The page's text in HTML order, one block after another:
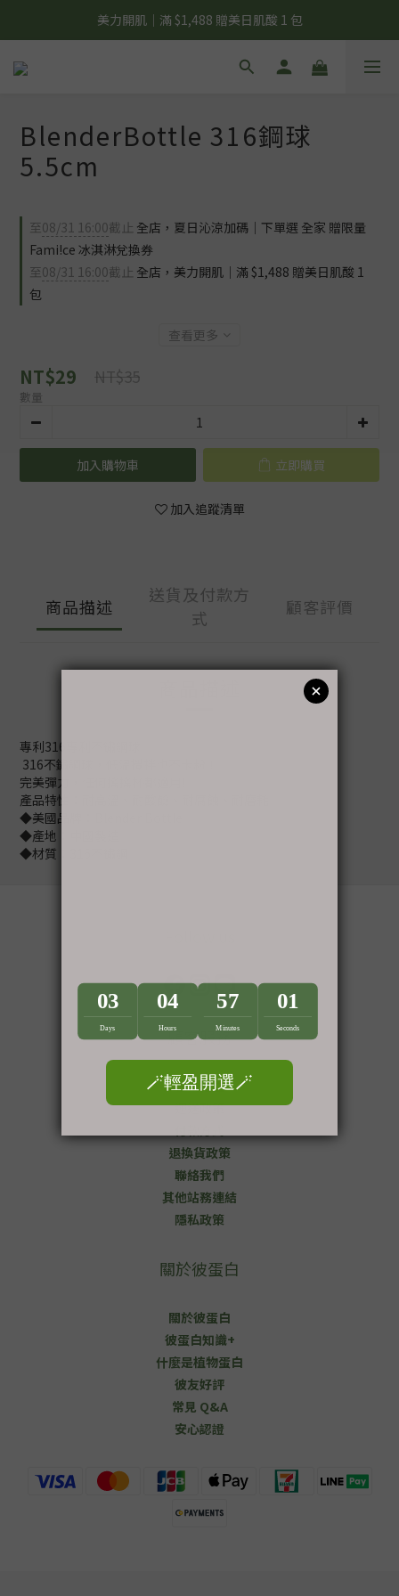
夏日輕補給｜500g 植物蛋白最低 $373 起
美力開肌｜滿 $1,488 贈美日肌酸 1 包
夏日輕補給｜500g 植物蛋白最低 $373 起
BlenderBottle 316鋼球
5.5cm
至08/31 16:00截止 全店，夏日沁涼加碼｜下單選 全家 贈限量
Fami!ce 冰淇淋兌換券
至08/31 16:00截止 全店，美力開肌｜滿 $1,488 贈美日肌酸 1
包
查看更多
NT$29 NT$35
數量
加入購物車 立即購買
加入追蹤清單
商品描述
送貨及付款方
式
顧客評價
專利316專利不鏽鋼球
316不鏽鋼球，低溫攪拌也不卡粉！
完美彈力，任何搖搖杯都適用!
產品特性：耐高溫、耐酸鹼、耐腐蝕、耐磨耗
◆美國品牌：Blender Bottle
◆產地：中國製造
◆材質：316不鏽鋼
顧客服務
會員權益
運送政策
退換貨政策
聯絡我們
其他站務連結
隱私政策
關於彼蛋白
關於彼蛋白
彼蛋白知識+
什麼是植物蛋白
彼友好評
常見 Q&A
安心認證